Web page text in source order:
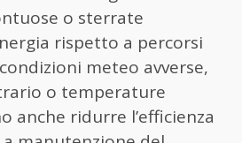
o sterrate
rispetto a percorsi
meteo avverse,
o temperature
anche ridurre l’efficienza